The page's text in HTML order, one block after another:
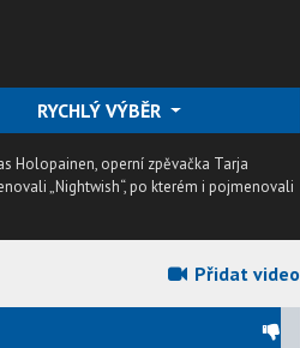
RYCHLÝ VÝBĚR
Holopainen, operní zpěvačka Tarja
„Nightwish“, po kterém i pojmenovali
Přidat video